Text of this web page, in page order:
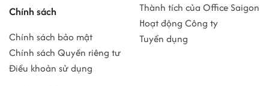
Chính sách
Chính sách bảo mật
Chính sách Quyền riêng tư
Điều khoản sử dụng
Thành tích của Office Saigon
Hoạt động Công ty
Tuyển dụng